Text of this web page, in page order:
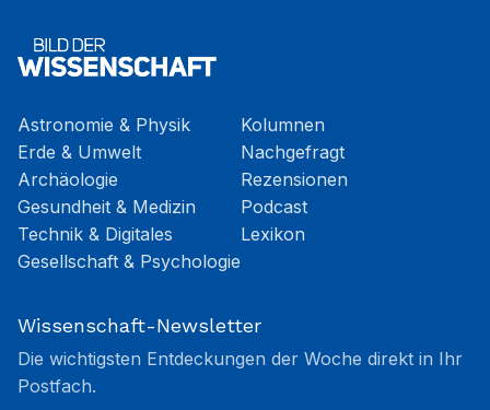
Astronomie & Physik
Erde & Umwelt
Archäologie
Gesundheit & Medizin
Technik & Digitales
Gesellschaft & Psychologie
Kolumnen
Nachgefragt
Rezensionen
Podcast
Lexikon
Wissenschaft-Newsletter
Die wichtigsten Entdeckungen der Woche direkt in Ihr
Postfach.